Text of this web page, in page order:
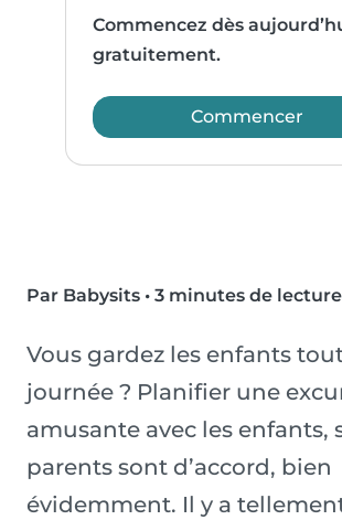
Commencez dès
gratuitement.
Commencer
Par Babysits • 3 minutes de lecture
Vous gardez les enfants
journée ? Planifier une
amusante avec les enfants,
parents sont d’accord, bien
évidemment. Il y a